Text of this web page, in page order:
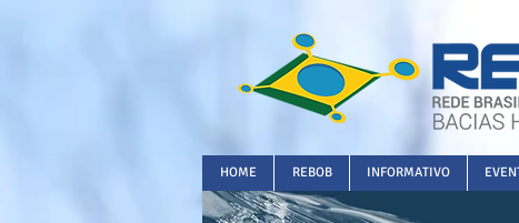
HOME REBOB INFORMATIVO